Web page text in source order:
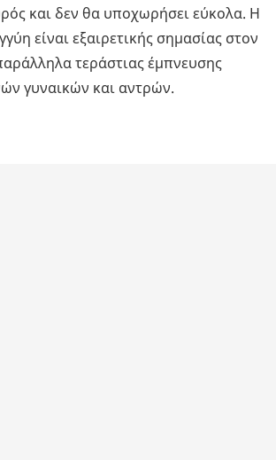
και δεν θα υποχωρήσει εύκολα. Η
είναι εξαιρετικής σημασίας στον
τεράστιας έμπνευσης
γυναικών και αντρών.